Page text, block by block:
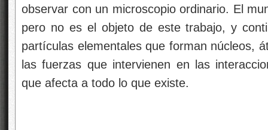
observar con un microscopio ordinario. El
pero no es el objeto de este trabajo, y
partículas elementales que forman núcleos,
las fuerzas que intervienen en las
que afecta a todo lo que existe.